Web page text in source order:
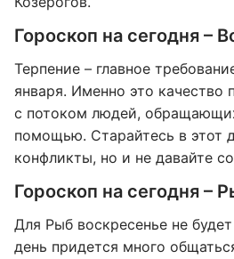
Гороскоп на сегодня –
Терпение – главное
января. Именно это качество
с потоком людей,
помощью. Старайтесь в этот
конфликты, но и не давайте
Гороскоп на сегодня –
Для Рыб воскресенье не
день придется много